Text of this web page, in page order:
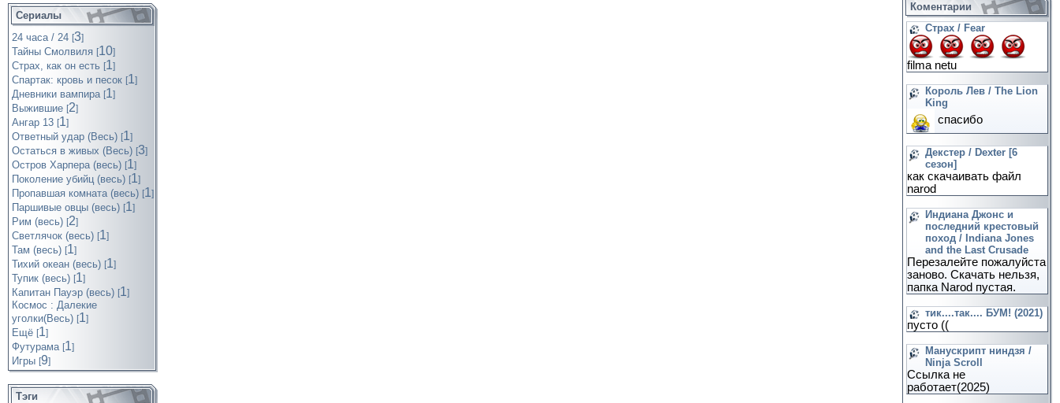
Сериалы
24 часа / 24 [3]
Тайны Смолвиля [10]
Страх, как он есть [1]
Спартак: кровь и песок [1]
Дневники вампира [1]
Выжившие [2]
Ангар 13 [1]
Ответный удар (Весь) [1]
Остаться в живых (Весь) [3]
Остров Харпера (весь) [1]
Поколение убийц (весь) [1]
Пропавшая комната (весь) [1]
Паршивые овцы (весь) [1]
Рим (весь) [2]
Светлячок (весь) [1]
Там (весь) [1]
Тихий океан (весь) [1]
Тупик (весь) [1]
Капитан Пауэр (весь) [1]
Космос : Далекие
уголки(Весь) [1]
Ещё [1]
Футурама [1]
Игры [9]
Тэги
Коментарии
Страх / Fear
filma netu
Король Лев / The Lion
King
спасибо
Декстер / Dexter [6
сезон]
как скачаивать файл
narod
Индиана Джонс и
последний крестовый
поход / Indiana Jones
and the Last Crusade
Перезалейте пожалуйста
заново. Скачать нельзя,
папка Narod пустая.
тик....так.... БУМ! (2021)
пусто ((
Манускрипт ниндзя /
Ninja Scroll
Ссылка не
работает(2025)